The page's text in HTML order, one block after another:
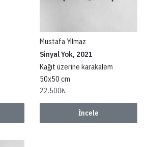
Mustafa Yılmaz
Sinyal Yok, 2021
Kağıt üzerine karakalem
50x50 cm
22.500₺
İncele